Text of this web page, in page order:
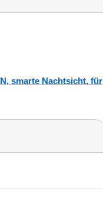
smarte Nachtsicht, für